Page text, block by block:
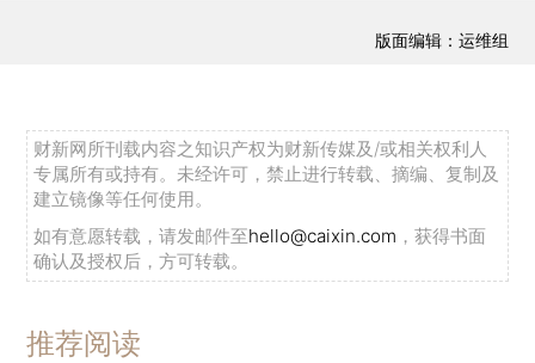
版面编辑：运维组
财新网所刊载内容之知识产权为财新传媒及/或相关权利人
专属所有或持有。未经许可，禁止进行转载、摘编、复制及
建立镜像等任何使用。
如有意愿转载，请发邮件至hello@caixin.com ，获得书面
确认及授权后，方可转载。
推荐阅读